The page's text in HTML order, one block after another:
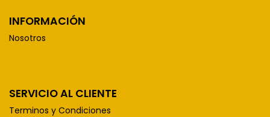
INFORMACIÓN
Nosotros
SERVICIO AL CLIENTE
Terminos y Condiciones